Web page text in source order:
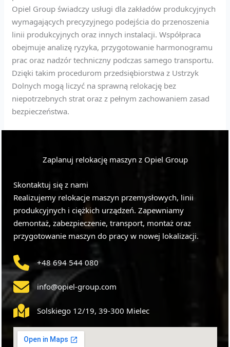
Opiel Group świadczy usługi dla zakładów produkcyjnych
wymagających precyzyjnego podejścia do przenoszenia
linii produkcyjnych oraz innych instalacji. Współpraca
obejmuje analizę ryzyka, przygotowanie harmonogramu
prac oraz nadzór techniczny podczas samego transportu.
Dzięki takim procedurom przedsiębiorstwa z Ustrzyk
Dolnych mogą liczyć na sprawną relokację bez
niepotrzebnych strat oraz z pełnym zachowaniem zasad
bezpieczeństwa.
Zaplanuj relokację maszyn z Opiel Group
Skontaktuj się z nami
Realizujemy relokacje maszyn przemysłowych, linii
produkcyjnych i ciężkich urządzeń. Zapewniamy
demontaż, zabezpieczenie, transport, montaż oraz
przygotowanie maszyn do pracy w nowej lokalizacji.
+48 694 544 080
info@opiel-group.com
Solskiego 12/19, 39-300 Mielec